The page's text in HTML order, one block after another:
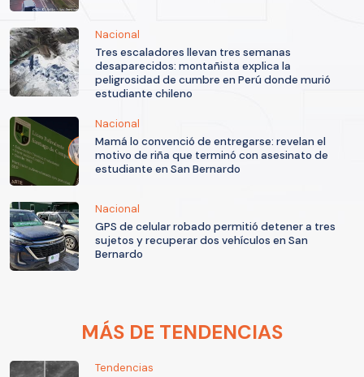
Nacional
Tres escaladores llevan tres semanas
desaparecidos: montañista explica la
peligrosidad de cumbre en Perú donde murió
estudiante chileno
Nacional
Mamá lo convenció de entregarse: revelan el
motivo de riña que terminó con asesinato de
estudiante en San Bernardo
Nacional
GPS de celular robado permitió detener a tres
sujetos y recuperar dos vehículos en San
Bernardo
MÁS DE TENDENCIAS
Tendencias